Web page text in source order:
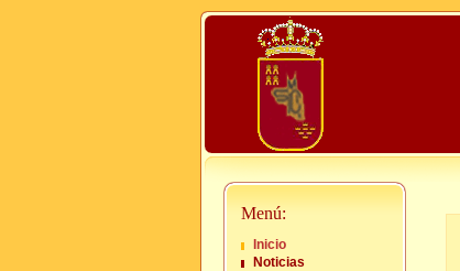
Menú:
Inicio
Noticias